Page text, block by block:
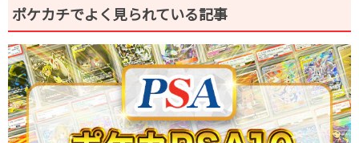
ポケカチでよく見られている記事